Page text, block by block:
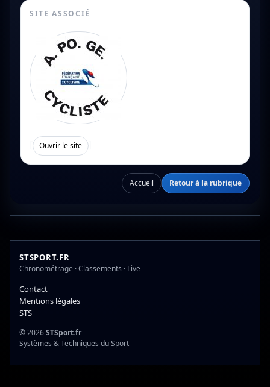
SITE ASSOCIÉ
Ouvrir le site
Accueil Retour à la rubrique
STSPORT.FR
Chronométrage · Classements · Live
Contact
Mentions légales
STS
© 2026STSport.fr
Systèmes & Techniques du Sport